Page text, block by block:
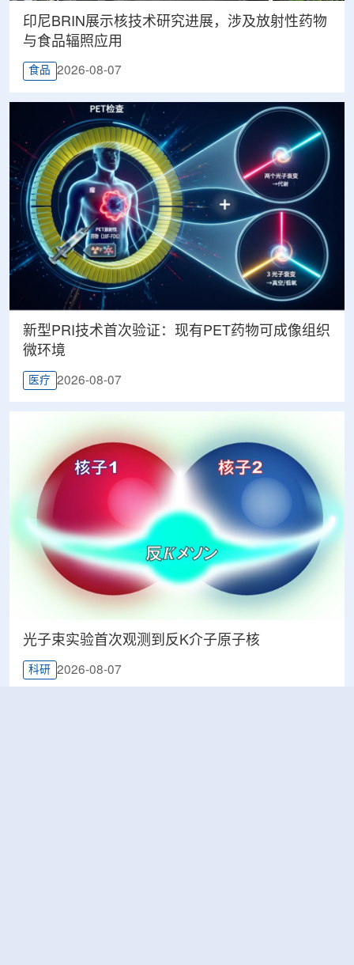
印尼BRIN展示核技术研究进展，涉及放射性药物
与食品辐照应用
食品 2026-08-07
新型PRI技术首次验证：现有PET药物可成像组织
微环境
医疗 2026-08-07
光子束实验首次观测到反K介子原子核
科研 2026-08-07